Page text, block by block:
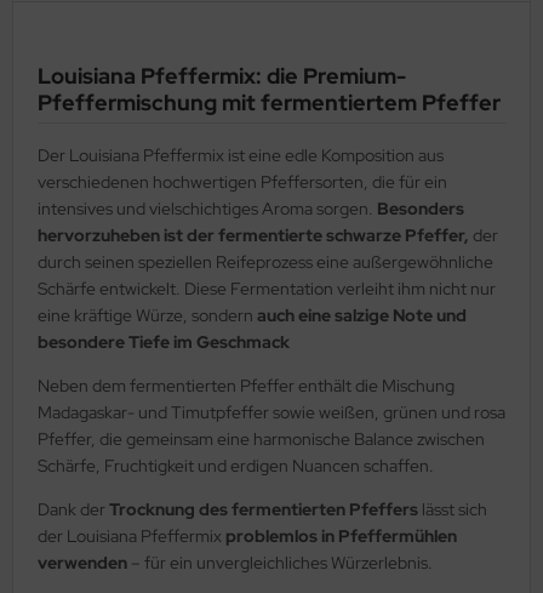
Louisiana Pfeffermix: die Premium-
Pfeffermischung mit fermentiertem Pfeffer
Der Louisiana Pfeffermix ist eine edle Komposition aus
verschiedenen hochwertigen Pfeffersorten, die für ein
intensives und vielschichtiges Aroma sorgen. Besonders
hervorzuheben ist der fermentierte schwarze Pfeffer, der
durch seinen speziellen Reifeprozess eine außergewöhnliche
Schärfe entwickelt. Diese Fermentation verleiht ihm nicht nur
eine kräftige Würze, sondern auch eine salzige Note und
besondere Tiefe im Geschmack
Neben dem fermentierten Pfeffer enthält die Mischung
Madagaskar- und Timutpfeffer sowie weißen, grünen und rosa
Pfeffer, die gemeinsam eine harmonische Balance zwischen
Schärfe, Fruchtigkeit und erdigen Nuancen schaffen.
Dank der Trocknung des fermentierten Pfeffers lässt sich
der Louisiana Pfeffermix problemlos in Pfeffermühlen
verwenden – für ein unvergleichliches Würzerlebnis.